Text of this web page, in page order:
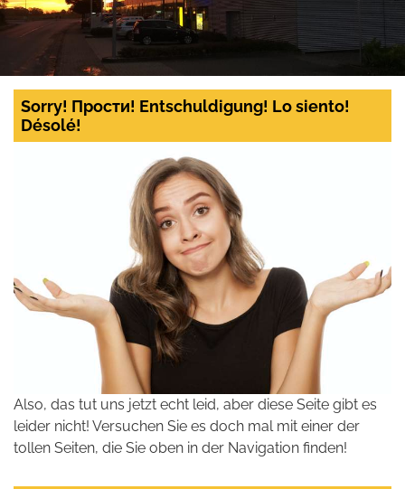
Sorry! Прости! Entschuldigung! Lo siento!
Désolé!
Also, das tut uns jetzt echt leid, aber diese Seite gibt es
leider nicht! Versuchen Sie es doch mal mit einer der
tollen Seiten, die Sie oben in der Navigation finden!